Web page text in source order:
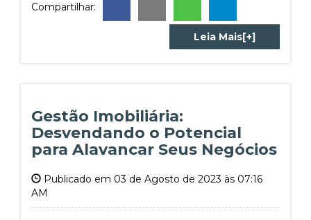
Compartilhar:
Leia Mais[+]
Gestão Imobiliária:
Desvendando o Potencial
para Alavancar Seus Negócios
Publicado em 03 de Agosto de 2023 às 07:16
AM